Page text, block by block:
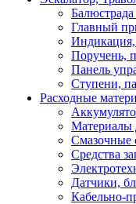
Балюстрада
Главный
Индикация,
Поручень,
Панель
Ступени,
Расходные
Материалы
Смазочные
Средства
Датчики,
Кабельно-